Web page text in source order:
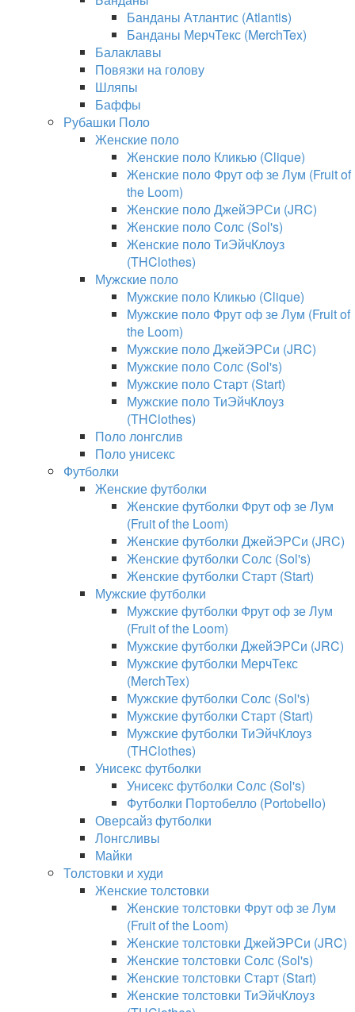
Банданы Атлантис (Atlantis)
Банданы МерчТекс (MerchTex)
Балаклавы
Повязки на голову
Шляпы
Баффы
Рубашки Поло
Женские поло
Женские поло Кликью (Clique)
Женские поло Фрут оф зе Лум (Fruit of
the Loom)
Женские поло ДжейЭРСи (JRC)
Женские поло Солс (Sol's)
Женские поло ТиЭйчКлоуз
(THClothes)
Мужские поло
Мужские поло Кликью (Clique)
Мужские поло Фрут оф зе Лум (Fruit of
the Loom)
Мужские поло ДжейЭРСи (JRC)
Мужские поло Солс (Sol's)
Мужские поло Старт (Start)
Мужские поло ТиЭйчКлоуз
(THClothes)
Поло лонгслив
Поло унисекс
Футболки
Женские футболки
Женские футболки Фрут оф зе Лум
(Fruit of the Loom)
Женские футболки ДжейЭРСи (JRC)
Женские футболки Солс (Sol's)
Женские футболки Старт (Start)
Мужские футболки
Мужские футболки Фрут оф зе Лум
(Fruit of the Loom)
Мужские футболки ДжейЭРСи (JRC)
Мужские футболки МерчТекс
(MerchTex)
Мужские футболки Солс (Sol's)
Мужские футболки Старт (Start)
Мужские футболки ТиЭйчКлоуз
(THClothes)
Унисекс футболки
Унисекс футболки Солс (Sol's)
Футболки Портобелло (Portobello)
Оверсайз футболки
Лонгсливы
Майки
Толстовки и худи
Женские толстовки
Женские толстовки Фрут оф зе Лум
(Fruit of the Loom)
Женские толстовки ДжейЭРСи (JRC)
Женские толстовки Солс (Sol's)
Женские толстовки Старт (Start)
Женские толстовки ТиЭйчКлоуз